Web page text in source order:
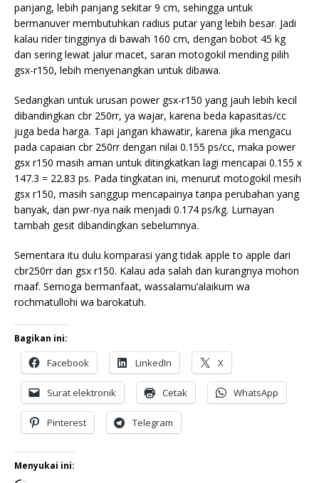
panjang, lebih panjang sekitar 9 cm, sehingga untuk
bermanuver membutuhkan radius putar yang lebih besar. Jadi
kalau rider tingginya di bawah 160 cm, dengan bobot 45 kg
dan sering lewat jalur macet, saran motogokil mending pilih
gsx-r150, lebih menyenangkan untuk dibawa.
Sedangkan untuk urusan power gsx-r150 yang jauh lebih kecil
dibandingkan cbr 250rr, ya wajar, karena beda kapasitas/cc
juga beda harga. Tapi jangan khawatir, karena jika mengacu
pada capaian cbr 250rr dengan nilai 0.155 ps/cc, maka power
gsx r150 masih aman untuk ditingkatkan lagi mencapai 0.155 x
147.3 = 22.83 ps. Pada tingkatan ini, menurut motogokil mesih
gsx r150, masih sanggup mencapainya tanpa perubahan yang
banyak, dan pwr-nya naik menjadi 0.174 ps/kg. Lumayan
tambah gesit dibandingkan sebelumnya.
Sementara itu dulu komparasi yang tidak apple to apple dari
cbr250rr dan gsx r150. Kalau ada salah dan kurangnya mohon
maaf. Semoga bermanfaat, wassalamu’alaikum wa
rochmatullohi wa barokatuh.
Bagikan ini:
Facebook LinkedIn X
Surat elektronik Cetak WhatsApp
Pinterest Telegram
Menyukai ini: